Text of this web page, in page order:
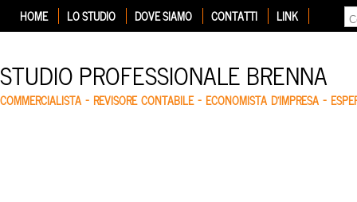
HOME LO STUDIO DOVE SIAMO CONTATTI LINK
STUDIO PROFESSIONALE BRENNA
COMMERCIALISTA – REVISORE CONTABILE – ECONOMISTA D'IMPRESA –